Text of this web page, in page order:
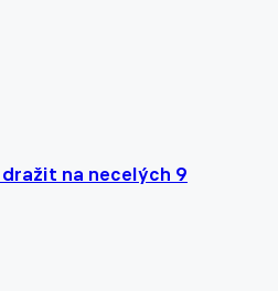
na necelých 9